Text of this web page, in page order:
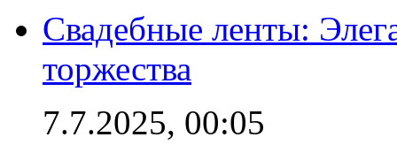
Свадебные ленты:
торжества
7.7.2025, 00:05